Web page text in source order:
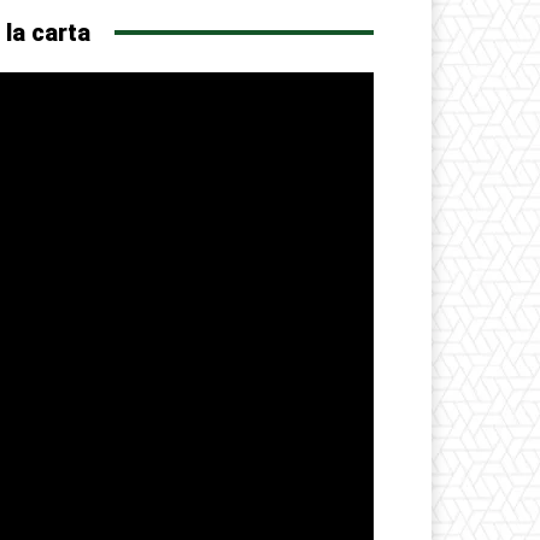
la carta